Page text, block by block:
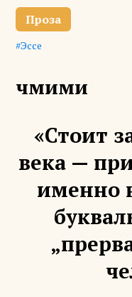
Проза
Эссе
чмими
«Стоит
века —
именно